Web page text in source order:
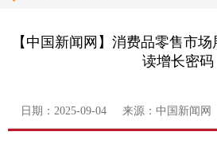
【中国新闻网】消费品零售市
读增长密码
日期：2025-09-04 来源：中国新闻网